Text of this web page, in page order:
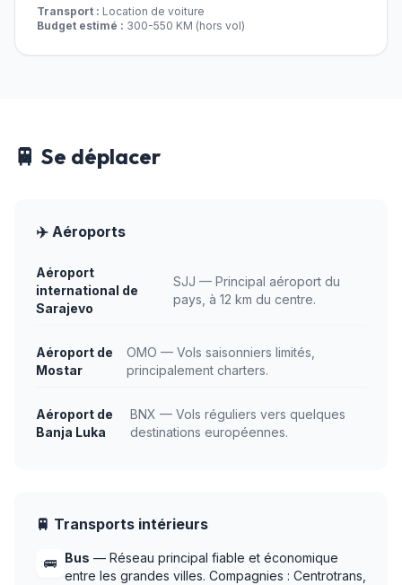
Transport : Location de voiture
Budget estimé : 300-550 KM (hors vol)
🚆 Se déplacer
✈️ Aéroports
Aéroport
international de
Sarajevo
SJJ — Principal aéroport du
pays, à 12 km du centre.
Aéroport de
Mostar
OMO — Vols saisonniers limités,
principalement charters.
Aéroport de
Banja Luka
BNX — Vols réguliers vers quelques
destinations européennes.
🚆 Transports intérieurs
🚌 Bus — Réseau principal fiable et économique
entre les grandes villes. Compagnies : Centrotrans,